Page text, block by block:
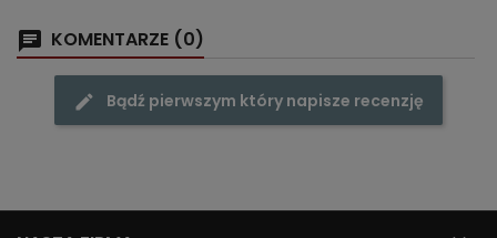
KOMENTARZE (0)
Bądź pierwszym który napisze recenzję